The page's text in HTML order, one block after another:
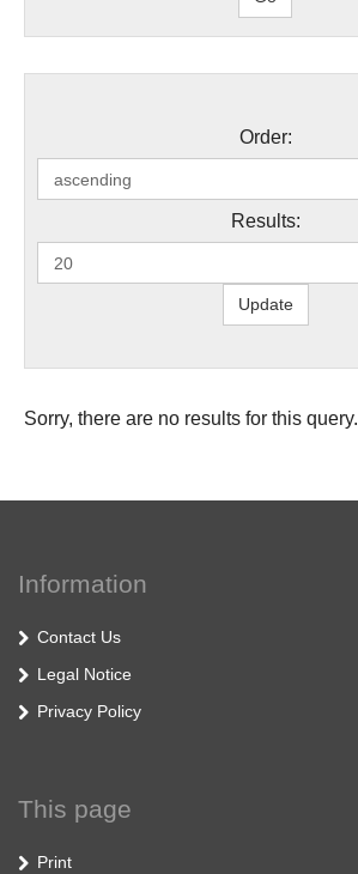
Order:
Results:
Sorry, there are no results for this query.
Information
Contact Us
Legal Notice
Privacy Policy
This page
Print